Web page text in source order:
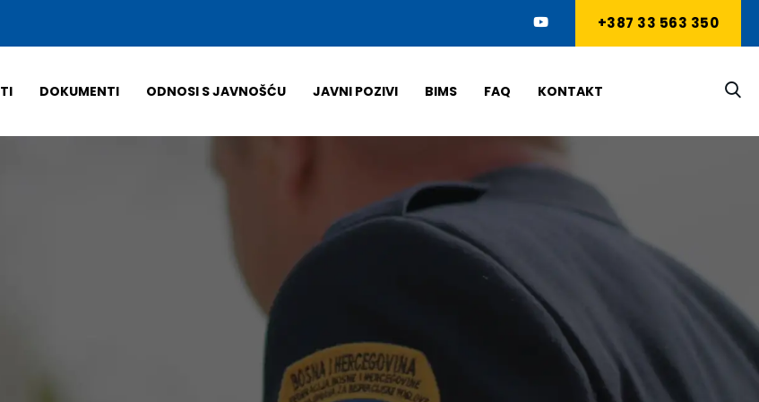
+387 33 563 350
DOKUMENTI ODNOSI S JAVNOŠĆU JAVNI POZIVI BIMS FAQ KONTAKT